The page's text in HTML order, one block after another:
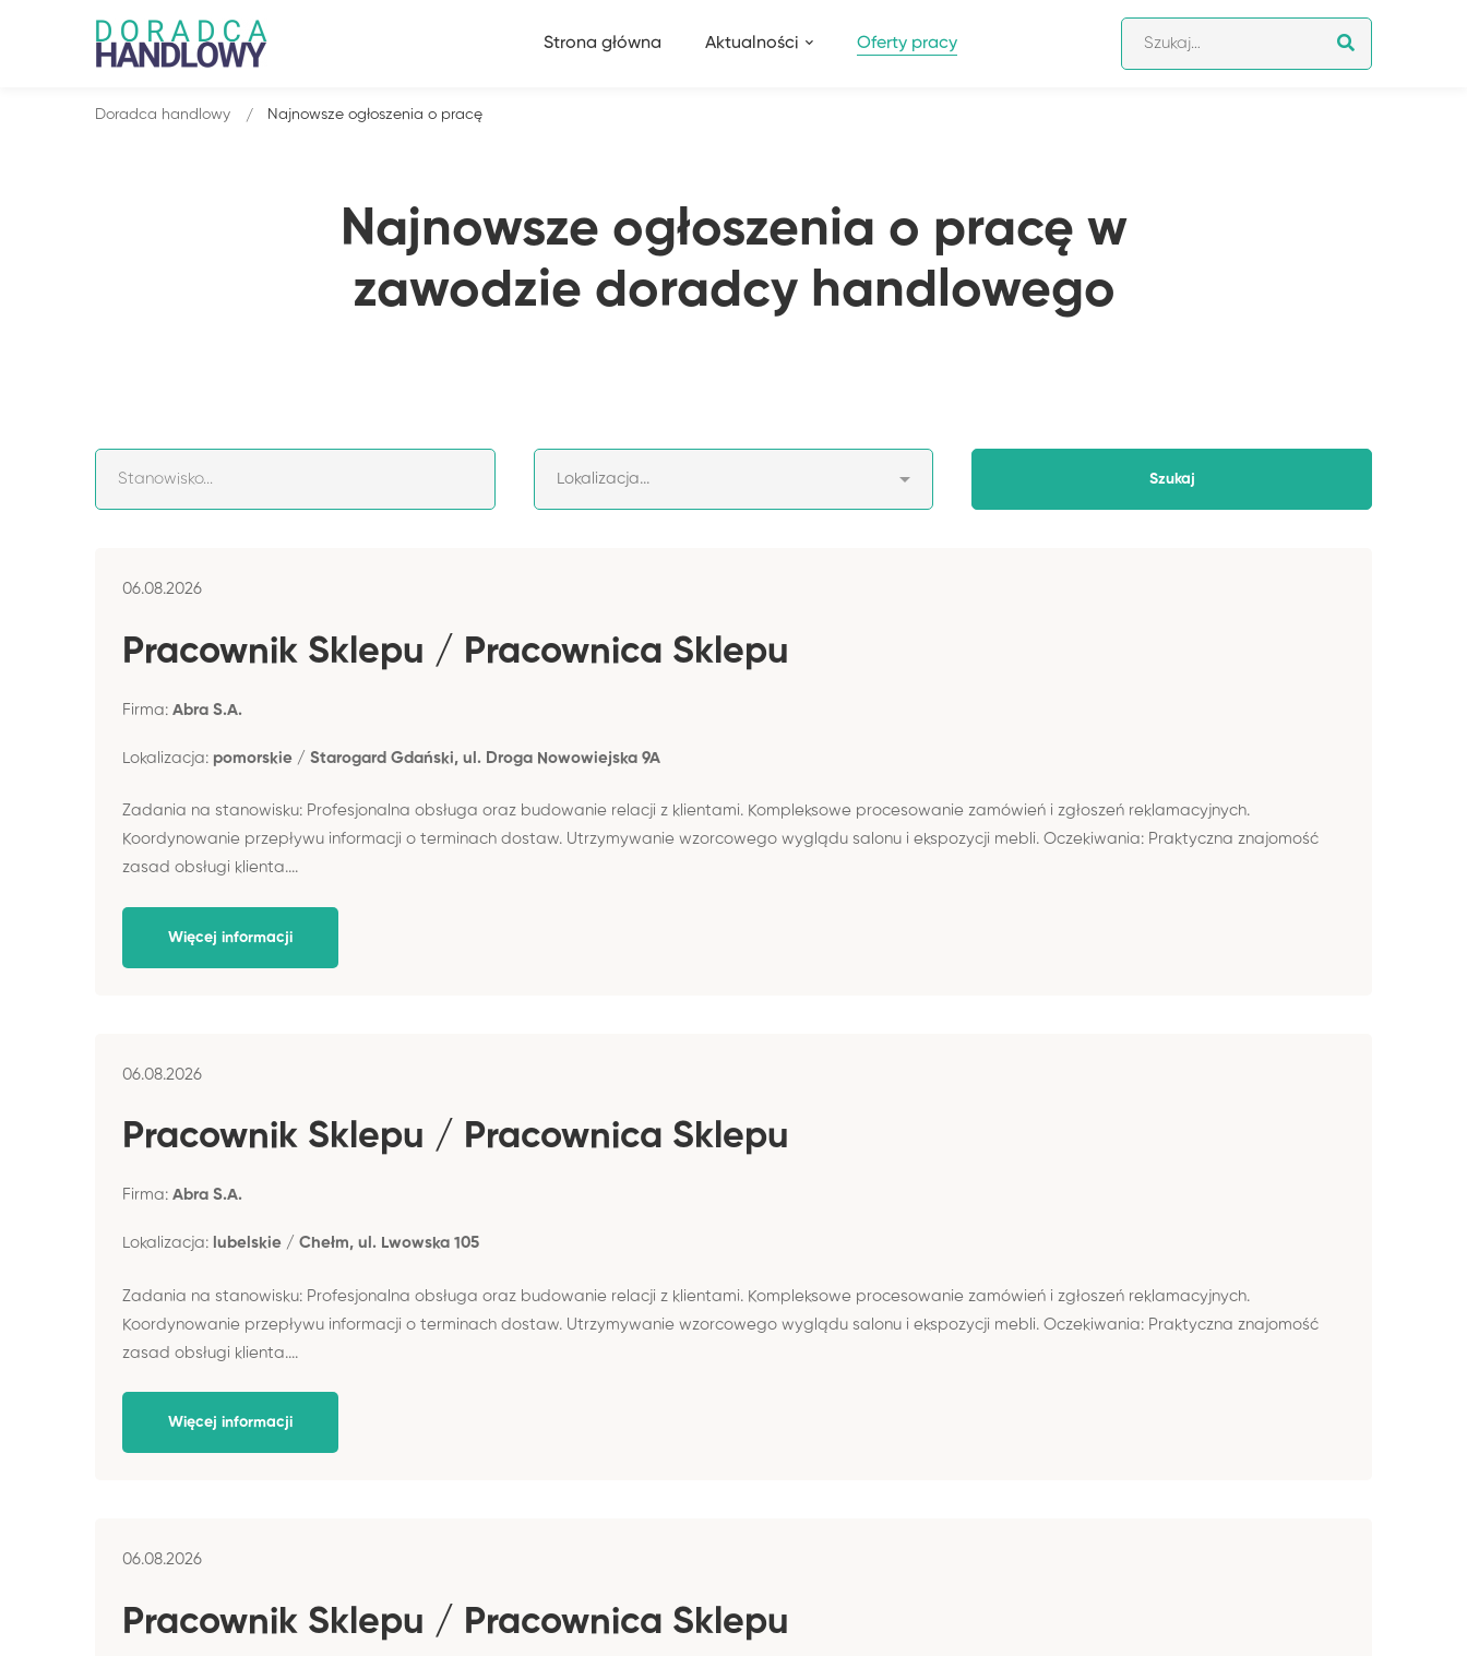
Strona główna Aktualności Oferty pracy
Najnowsze ogłoszenia o pracę w
zawodzie doradcy handlowego
Doradca handlowy Najnowsze ogłoszenia o pracę
06.08.2026
Pracownik Sklepu / Pracownica Sklepu
Firma: Abra S.A.
Lokalizacja: pomorskie / Starogard Gdański, ul. Droga Nowowiejska 9A
Zadania na stanowisku: Profesjonalna obsługa oraz budowanie relacji z klientami. Kompleksowe procesowanie zamówień i zgłoszeń reklamacyjnych.
Koordynowanie przepływu informacji o terminach dostaw. Utrzymywanie wzorcowego wyglądu salonu i ekspozycji mebli. Oczekiwania: Praktyczna znajomość
zasad obsługi klienta....
Więcej informacji
06.08.2026
Pracownik Sklepu / Pracownica Sklepu
Firma: Abra S.A.
Lokalizacja: lubelskie / Chełm, ul. Lwowska 105
Zadania na stanowisku: Profesjonalna obsługa oraz budowanie relacji z klientami. Kompleksowe procesowanie zamówień i zgłoszeń reklamacyjnych.
Koordynowanie przepływu informacji o terminach dostaw. Utrzymywanie wzorcowego wyglądu salonu i ekspozycji mebli. Oczekiwania: Praktyczna znajomość
zasad obsługi klienta....
Więcej informacji
06.08.2026
Pracownik Sklepu / Pracownica Sklepu